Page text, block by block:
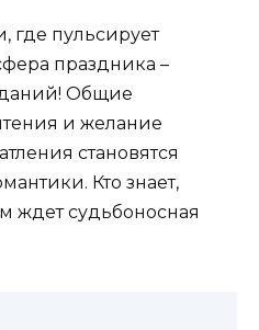
где пульсирует
праздника –
Общие
и желание
становятся
Кто знает,
ждет судьбоносная